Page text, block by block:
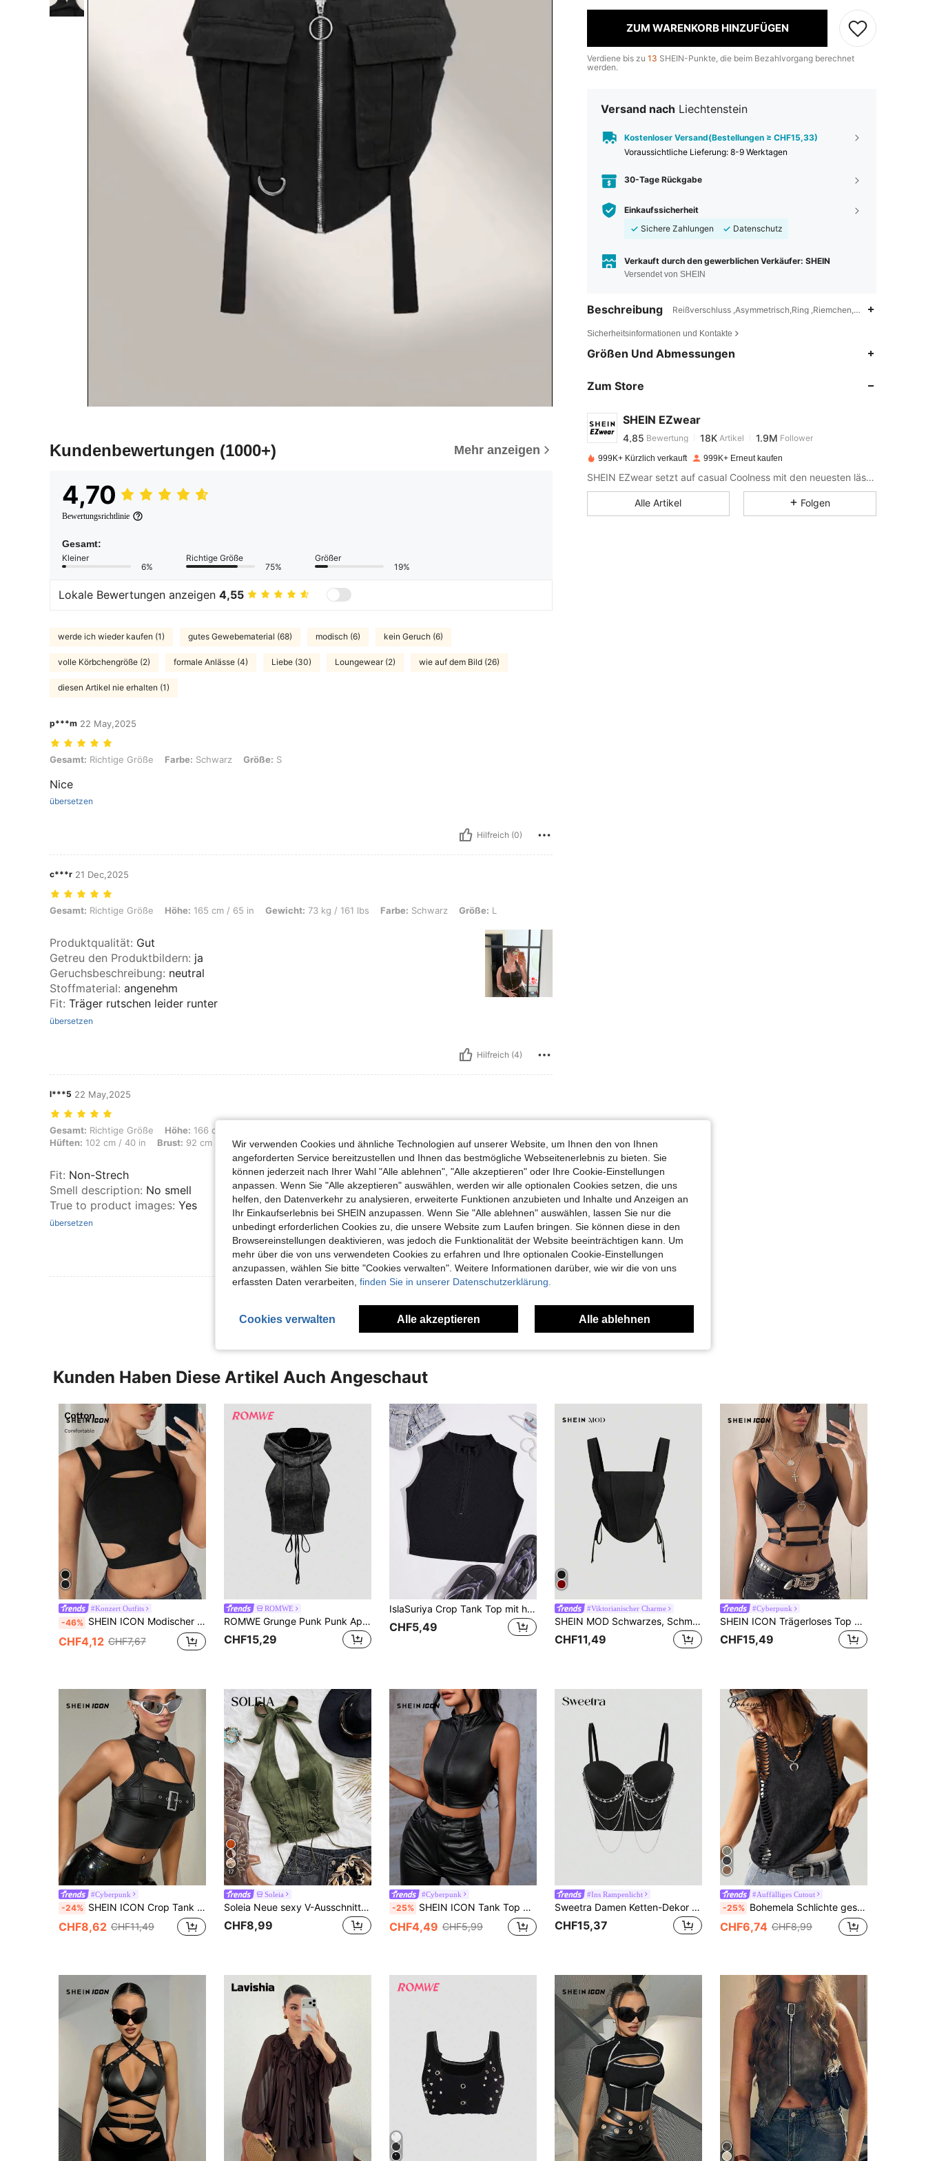
Kundenbewertungen (1000+) Mehr anzeigen
4,70
Bewertungsrichtlinie
Gesamt:
Kleiner
6%
Richtige Größe
75%
Größer
19%
Lokale Bewertungen anzeigen 4,55
werde ich wieder kaufen (1) gutes Gewebematerial (68) modisch (6) kein Geruch (6)
volle Körbchengröße (2) formale Anlässe (4) Liebe (30) Loungewear (2) wie auf dem Bild (26)
diesen Artikel nie erhalten (1)
p***m 22 May,2025
Gesamt: Richtige Größe, Farbe: Schwarz, Größe: S
Gesamt: Richtige Größe Farbe: Schwarz Größe: S
Nice
übersetzen
Hilfreich (0)
c***r 21 Dec,2025
Gesamt: Richtige Größe, Höhe: 165 cm / 65 in, Gewicht: 73 kg / 161 lbs, Farbe: Schwarz, Größe: L
Gesamt: Richtige Größe Höhe: 165 cm / 65 in Gewicht: 73 kg / 161 lbs Farbe: Schwarz Größe: L
Produktqualität: Gut
Getreu den Produktbildern: ja
Geruchsbeschreibung: neutral
Stoffmaterial: angenehm
Fit: Träger rutschen leider runter
übersetzen
Hilfreich (4)
l***5 22 May,2025
Gesamt: Richtige Größe, Höhe: 166 cm / 65 in, Gewicht: 62 kg / 137 lbs, Taille: 60 cm / 24 in, Hüften: 102 cm / 40 in, Brust: 92 cm / 36 in, Farbe: Schwarz, Größe: S
Gesamt: Richtige Größe Höhe: 166 cm / 65 in
Hüften: 102 cm / 40 in Brust: 92 cm / 36 in Farbe:Schwarz Größe:S
Fit: Non-Strech
Smell description: No smell
True to product images: Yes
übersetzen
Hilfreich (2)
ZUM WARENKORB HINZUFÜGEN
Verdiene bis zu 13 SHEIN-Punkte, die beim Bezahlvorgang berechnet
werden.
Versand nach Liechtenstein
Kostenloser Versand(Bestellungen ≥ CHF15,33)
Voraussichtliche Lieferung: 8-9 Werktagen
30-Tage Rückgabe
Einkaufssicherheit
Sichere Zahlungen
Datenschutz
Verkauft durch den gewerblichen Verkäufer: SHEIN
Versendet von SHEIN
Beschreibung Reißverschluss ,Asymmetrisch,Ring ,Riemchen,Gewebter Stoff
Sicherheitsinformationen und Kontakte
Größen Und Abmessungen
Zum Store
SHEIN EZwear
4,85 18K
4,85
4,85 Bewertung 18K Artikel 1.9M Follower
f***4bezahltVor 1 Tag
4,85 18K 1.9M
4,85 18K 1.9M
999K+ Kürzlich verkauft 999K+ Erneut kaufen
SHEIN EZwear setzt auf casual Coolness mit den neuesten lässigen Kleidungsstücken.
Alle Artikel Folgen
Kunden Haben Diese Artikel Auch Angeschaut
#Konzert Outfits
-46% SHEIN ICON Modischer unifarbener ausgeschnittener Y2K-Cropped-Trägertop
CHF4,12 CHF7,67
ROMWE
ROMWE Grunge Punk Punk Apokalyptisches Musik Festival Kapuzen Rückenfrei Schnürdesign Figurbetontes Crop Top für Frauen
CHF15,29
IslaSuriya Crop Tank Top mit halbem Reißverschluss, Stehkragen
CHF5,49
#Viktorianischer Charme
SHEIN MOD Schwarzes, Schmales, Anliegendes Hemd Mit Schnürung An Den Seiten
CHF11,49
#Cyberpunk
SHEIN ICON Trägerloses Top mit asymmetrischem Herzausschnitt, Y2K schwarzes Korsett-Top als Konzert-Outfit
CHF15,49
#Cyberpunk
-24% SHEIN ICON Crop Tank Top mit Ausschnitt vorne,
CHF8,62 CHF11,49
17
Soleia
Soleia Neue sexy V-Ausschnitt Bindedetail Wildleder Dekonstrierter Damen Weste, geeignet für Urlaub, Date, Nachmittagstee, Reise, Musikfestival, Boho, Kreuzfahrt, Strand, Weihnachten, Silvester, Nachtclub
CHF8,99
#Cyberpunk
-25% SHEIN ICON Tank Top mit Reißverschluss, Crop PU
CHF4,49 CHF5,99
#Ins Rampenlicht
Sweetra Damen Ketten-Dekor Trägerhemd für Sommer Y2K
CHF15,37
#Auffälliges Cutout
-25% Bohemela Schlichte gestrickte Washedkurze Tanktop für Frauen
CHF6,74 CHF8,99
Wir verwenden Cookies und ähnliche Technologien auf unserer Website, um Ihnen den von Ihnen
angeforderten Service bereitzustellen und Ihnen das bestmögliche Webseitenerlebnis zu bieten. Sie
können jederzeit nach Ihrer Wahl "Alle ablehnen", "Alle akzeptieren" oder Ihre Cookie-Einstellungen
anpassen. Wenn Sie "Alle akzeptieren" auswählen, werden wir alle optionalen Cookies setzen, die uns
helfen, den Datenverkehr zu analysieren, erweiterte Funktionen anzubieten und Inhalte und Anzeigen an
Ihr Einkaufserlebnis bei SHEIN anzupassen. Wenn Sie "Alle ablehnen" auswählen, lassen Sie nur die
unbedingt erforderlichen Cookies zu, die unsere Website zum Laufen bringen. Sie können diese in den
Browsereinstellungen deaktivieren, was jedoch die Funktionalität der Website beeinträchtigen kann. Um
mehr über die von uns verwendeten Cookies zu erfahren und Ihre optionalen Cookie-Einstellungen
anzupassen, wählen Sie bitte "Cookies verwalten". Weitere Informationen darüber, wie wir die von uns
erfassten Daten verarbeiten, finden Sie in unserer Datenschutzerklärung.
Cookies verwalten Alle akzeptieren Alle ablehnen